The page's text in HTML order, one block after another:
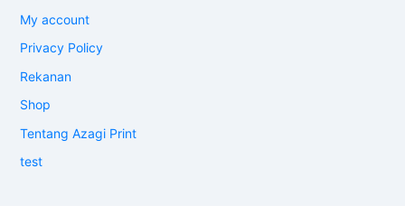
My account
Privacy Policy
Rekanan
Shop
Tentang Azagi Print
test